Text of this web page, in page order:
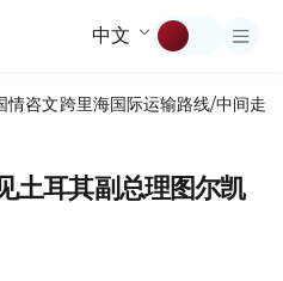
中文
情咨文跨里海国际运输路线/中间走廊
土耳其副总理图尔凯